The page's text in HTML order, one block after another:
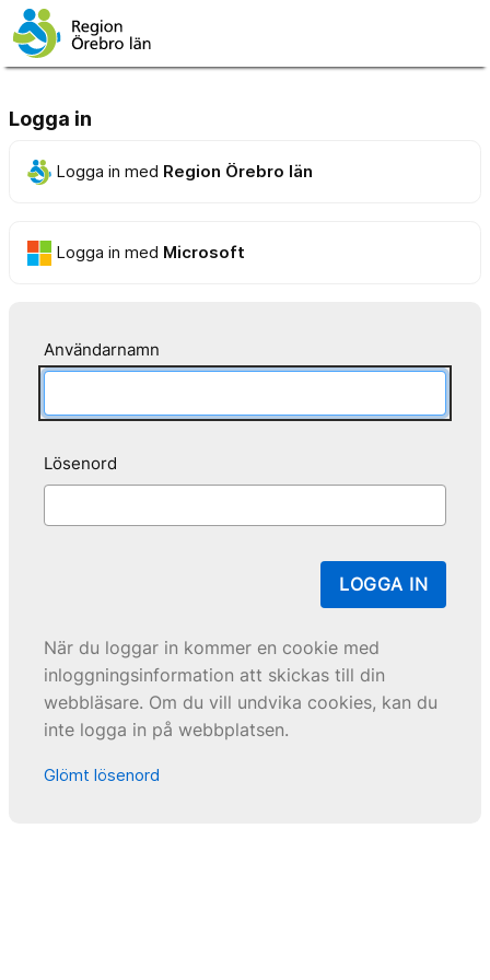
Logga in
Logga in med Region Örebro län
Logga in med Microsoft
Användarnamn
Lösenord
LOGGA IN
När du loggar in kommer en cookie med
inloggningsinformation att skickas till din
webbläsare. Om du vill undvika cookies, kan du
inte logga in på webbplatsen.
Glömt lösenord